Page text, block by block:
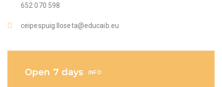
652 070 598
ceipespuig.lloseta@educaib.eu
Open 7 days INFO